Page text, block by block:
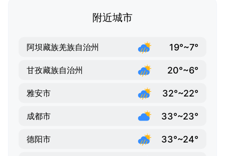
附近城市
阿坝藏族羌族自治州 19°~7°
甘孜藏族自治州 20°~6°
雅安市 32°~22°
成都市 33°~23°
德阳市 33°~24°